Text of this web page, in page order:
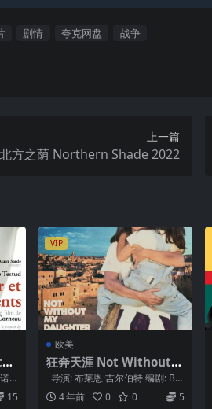
剧情 夸克网盘 战争
上一篇
北方之荫 Northern Shade 2022
15
VIP
欧美
狂奔天涯 Not Without
My Daughter (1991)
导演: 布莱恩·吉尔伯特 编剧: Bet
ty Mahmoody /...
4 年前 0 0 5